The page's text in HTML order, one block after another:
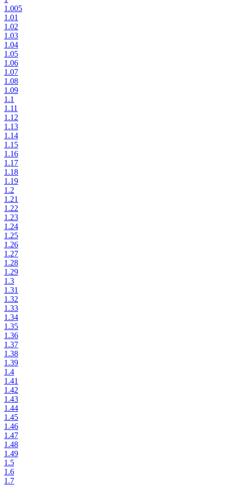
1.005
1.01
1.02
1.03
1.04
1.05
1.06
1.07
1.08
1.09
1.1
1.11
1.12
1.13
1.14
1.15
1.16
1.17
1.18
1.19
1.2
1.21
1.22
1.23
1.24
1.25
1.26
1.27
1.28
1.29
1.3
1.31
1.32
1.33
1.34
1.35
1.36
1.37
1.38
1.39
1.4
1.41
1.42
1.43
1.44
1.45
1.46
1.47
1.48
1.49
1.5
1.6
1.7